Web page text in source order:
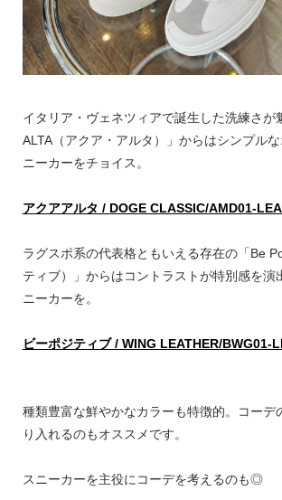
イタリア・ヴェネツィアで誕生した洗練さが
ALTA（アクア・アルタ）」からはシンプル
ニーカーをチョイス。
アクアアルタ / DOGE CLASSIC/AMD01-
ラグスポ系の代表格ともいえる存在の「Be
ティブ）」からはコントラストが特別感を演
ニーカーを。
ビーポジティブ / WING LEATHER/BWG01-
種類豊富な鮮やかなカラーも特徴的。コーデ
り入れるのもオススメです。
スニーカーを主役にコーデを考えるのも◎